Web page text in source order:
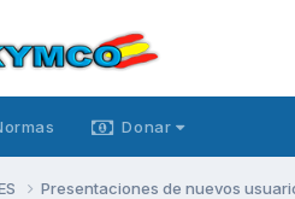
Donar
Presentaciones de nuevos